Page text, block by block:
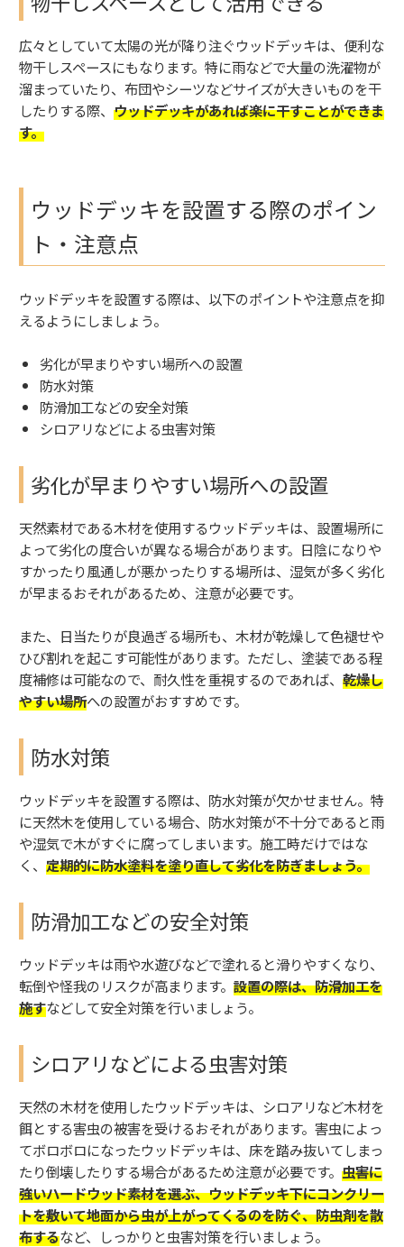
広々としていて太陽の光が降り注ぐウッドデッキは、便利な
物干しスペースにもなります。特に雨などで大量の洗濯物が
溜まっていたり、布団やシーツなどサイズが大きいものを干
したりする際、 ウッドデッキがあれば楽に干すことができま
す。
ウッドデッキを設置する際のポイン
ト・注意点
ウッドデッキを設置する際は、以下のポイントや注意点を抑
えるようにしましょう。
劣化が早まりやすい場所への設置
防水対策
防滑加工などの安全対策
シロアリなどによる虫害対策
劣化が早まりやすい場所への設置
天然素材である木材を使用するウッドデッキは、設置場所に
よって劣化の度合いが異なる場合があります。日陰になりや
すかったり風通しが悪かったりする場所は、湿気が多く劣化
が早まるおそれがあるため、注意が必要です。
また、日当たりが良過ぎる場所も、木材が乾燥して色褪せや
ひび割れを起こす可能性があります。ただし、塗装である程
度補修は可能なので、耐久性を重視するのであれば、 乾燥し
やすい場所への設置がおすすめです。
防水対策
ウッドデッキを設置する際は、防水対策が欠かせません。特
に天然木を使用している場合、防水対策が不十分であると雨
や湿気で木がすぐに腐ってしまいます。施工時だけではな
く、 定期的に防水塗料を塗り直して劣化を防ぎましょう。
防滑加工などの安全対策
ウッドデッキは雨や水遊びなどで塗れると滑りやすくなり、
転倒や怪我のリスクが高まります。 設置の際は、防滑加工を
施すなどして安全対策を行いましょう。
シロアリなどによる虫害対策
天然の木材を使用したウッドデッキは、シロアリなど木材を
餌とする害虫の被害を受けるおそれがあります。害虫によっ
てボロボロになったウッドデッキは、床を踏み抜いてしまっ
たり倒壊したりする場合があるため注意が必要です。 虫害に
強いハードウッド素材を選ぶ、ウッドデッキ下にコンクリー
トを敷いて地面から虫が上がってくるのを防ぐ、防虫剤を散
布するなど、しっかりと虫害対策を行いましょう。